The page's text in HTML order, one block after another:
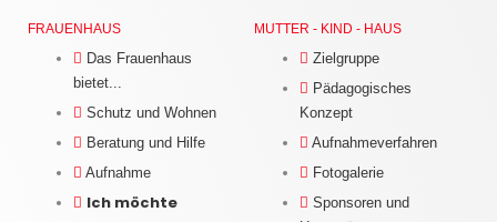
FRAUENHAUS
Das Frauenhaus
bietet...
Schutz und Wohnen
Beratung und Hilfe
Aufnahme
Ich möchte
MUTTER - KIND - HAUS
Zielgruppe
Pädagogisches
Konzept
Aufnahmeverfahren
Fotogalerie
Sponsoren und